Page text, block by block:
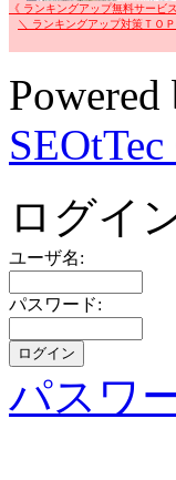
《 ランキングアップ無料サービ
＼ ランキングアップ対策ＴＯ
ログイ
ユーザ名:
パスワード:
パスワ